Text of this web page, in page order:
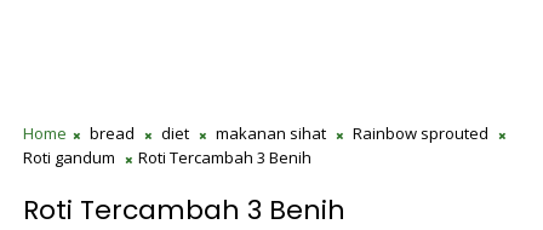
Home bread diet makanan sihat
Rainbow sprouted
Roti gandum
Roti Tercambah 3 Benih
Roti Tercambah 3 Benih